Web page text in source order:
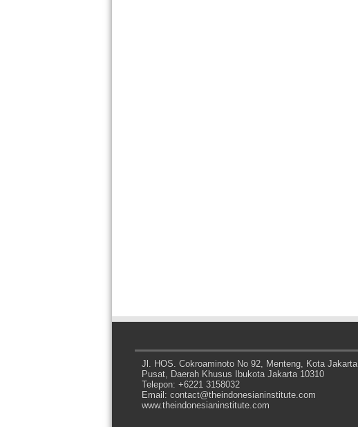
Jl. HOS. Cokroaminoto No 92, Menteng, Kota Jakarta
Pusat, Daerah Khusus Ibukota Jakarta 10310
Telepon: +6221 3158032
Email: contact@theindonesianinstitute.com
www.theindonesianinstitute.com